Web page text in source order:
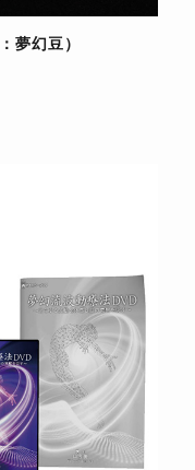
夢幻豆）